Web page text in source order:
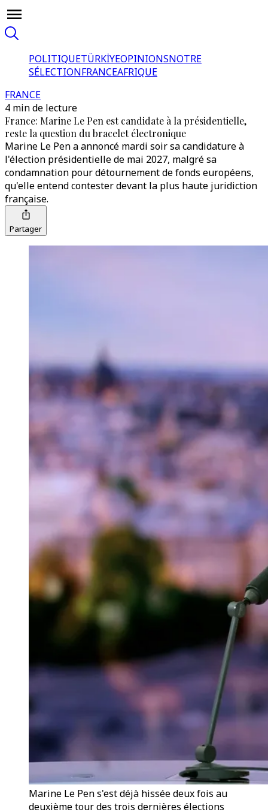
POLITIQUETÜRKİYEOPINIONSNOTRE
SÉLECTIONFRANCEAFRIQUE
FRANCE
4 min de lecture
France: Marine Le Pen est candidate à la présidentielle,
reste la question du bracelet électronique
Marine Le Pen a annoncé mardi soir sa candidature à
l'élection présidentielle de mai 2027, malgré sa
condamnation pour détournement de fonds européens,
qu'elle entend contester devant la plus haute juridiction
française.
Partager
Marine Le Pen s'est déjà hissée deux fois au
deuxième tour des trois dernières élections